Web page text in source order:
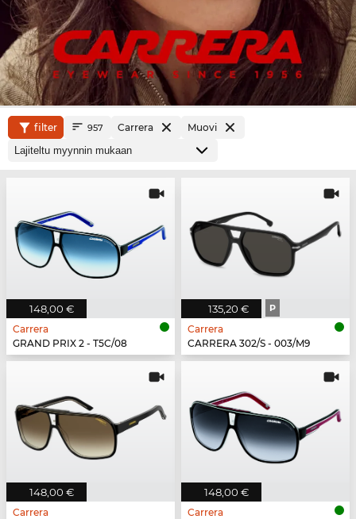
filter 957 Carrera Muovi
148,00 €
Carrera
GRAND PRIX 2 - T5C/08
135,20 € P
Carrera
CARRERA 302/S - 003/M9
148,00 €
Carrera
148,00 €
Carrera